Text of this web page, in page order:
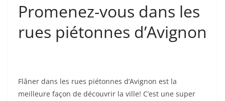
Promenez-vous dans les
rues piétonnes d’Avignon
Flâner dans les rues piétonnes d’Avignon est la
meilleure façon de découvrir la ville! C’est une super